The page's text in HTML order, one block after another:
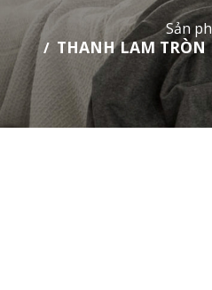
Sản
THANH LAM TRÒN